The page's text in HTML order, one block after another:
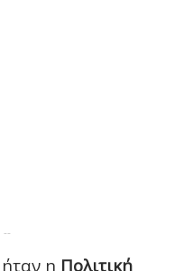
--
η Πολιτική